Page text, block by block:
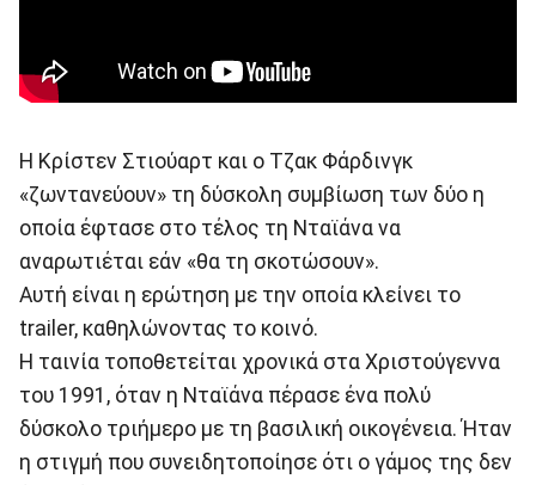
Η Κρίστεν Στιούαρτ και ο Τζακ Φάρδινγκ
«ζωντανεύουν» τη δύσκολη συμβίωση των δύο η
οποία έφτασε στο τέλος τη Νταϊάνα να
αναρωτιέται εάν «θα τη σκοτώσουν».
Αυτή είναι η ερώτηση με την οποία κλείνει το
trailer, καθηλώνοντας το κοινό.
Η ταινία τοποθετείται χρονικά στα Χριστούγεννα
του 1991, όταν η Νταϊάνα πέρασε ένα πολύ
δύσκολο τριήμερο με τη βασιλική οικογένεια. Ήταν
η στιγμή που συνειδητοποίησε ότι ο γάμος της δεν